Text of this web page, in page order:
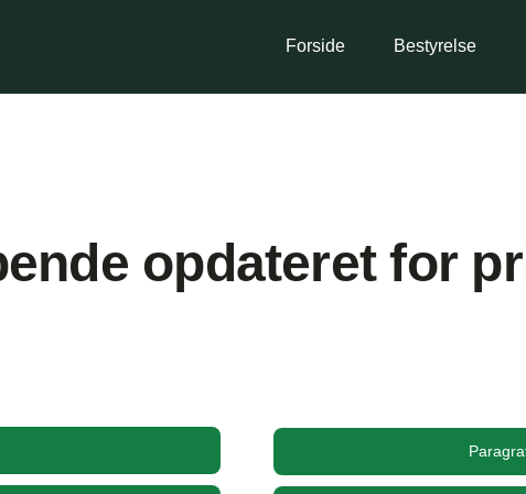
Forside Bestyrelse
opdateret for